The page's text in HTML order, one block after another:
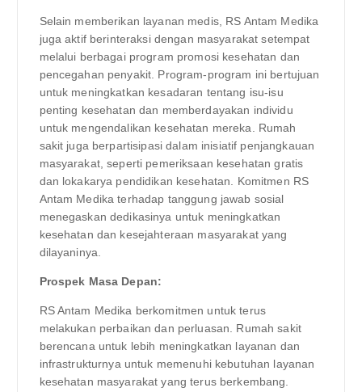
Selain memberikan layanan medis, RS Antam Medika
juga aktif berinteraksi dengan masyarakat setempat
melalui berbagai program promosi kesehatan dan
pencegahan penyakit. Program-program ini bertujuan
untuk meningkatkan kesadaran tentang isu-isu
penting kesehatan dan memberdayakan individu
untuk mengendalikan kesehatan mereka. Rumah
sakit juga berpartisipasi dalam inisiatif penjangkauan
masyarakat, seperti pemeriksaan kesehatan gratis
dan lokakarya pendidikan kesehatan. Komitmen RS
Antam Medika terhadap tanggung jawab sosial
menegaskan dedikasinya untuk meningkatkan
kesehatan dan kesejahteraan masyarakat yang
dilayaninya.
Prospek Masa Depan:
RS Antam Medika berkomitmen untuk terus
melakukan perbaikan dan perluasan. Rumah sakit
berencana untuk lebih meningkatkan layanan dan
infrastrukturnya untuk memenuhi kebutuhan layanan
kesehatan masyarakat yang terus berkembang.